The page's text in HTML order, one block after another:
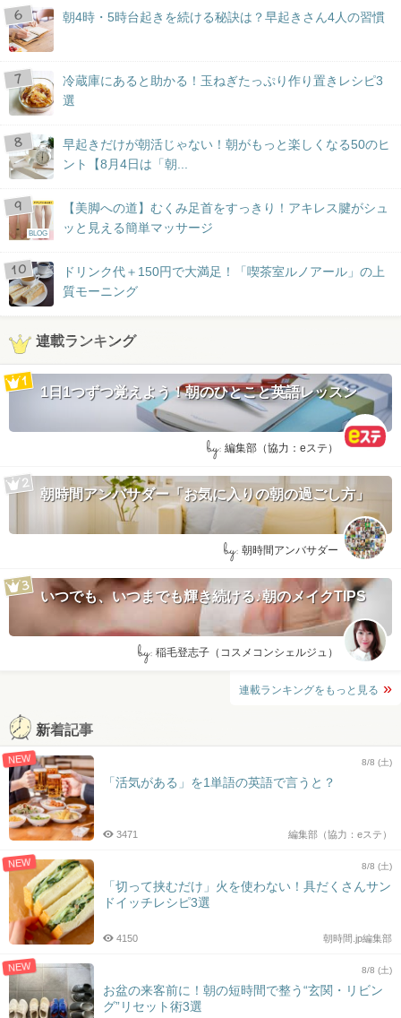
朝4時・5時台起きを続ける秘訣は？早起きさん4人の習慣
冷蔵庫にあると助かる！玉ねぎたっぷり作り置きレシピ3
選
早起きだけが朝活じゃない！朝がもっと楽しくなる50のヒ
ント【8月4日は「朝...
BLOG
【美脚への道】むくみ足首をすっきり！アキレス腱がシュ
ッと見える簡単マッサージ
ドリンク代＋150円で大満足！「喫茶室ルノアール」の上
質モーニング
連載ランキング
1日1つずつ覚えよう！朝のひとこと英語レッスン
by: 編集部（協力：eステ）
朝時間アンバサダー「お気に入りの朝の過ごし方」
by: 朝時間アンバサダー
いつでも、いつまでも輝き続ける♪朝のメイクTIPS
by: 稲毛登志子（コスメコンシェルジュ）
連載ランキングをもっと見る
新着記事
NEW 8/8 (土)
「活気がある」を1単語の英語で言うと？
編集部（協力：eステ）
3471
NEW 8/8 (土)
「切って挟むだけ」火を使わない！具だくさんサン
ドイッチレシピ3選
朝時間.jp編集部
4150
NEW 8/8 (土)
お盆の来客前に！朝の短時間で整う“玄関・リビン
グ”リセット術3選